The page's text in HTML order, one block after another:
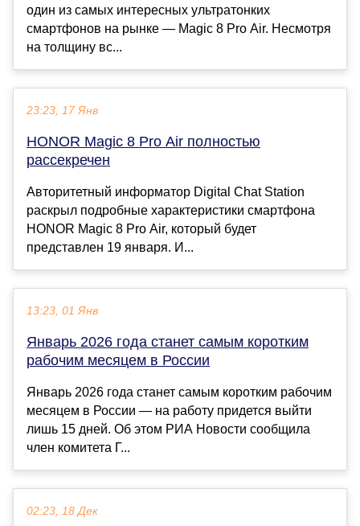
один из самых интересных ультратонких
смартфонов на рынке — Magic 8 Pro Air. Несмотря
на толщину вс...
23:23, 17 Янв
HONOR Magic 8 Pro Air полностью
рассекречен
Авторитетный информатор Digital Chat Station
раскрыл подробные характеристики смартфона
HONOR Magic 8 Pro Air, который будет
представлен 19 января. И...
13:23, 01 Янв
Январь 2026 года станет самым коротким
рабочим месяцем в России
Январь 2026 года станет самым коротким рабочим
месяцем в России — на работу придется выйти
лишь 15 дней. Об этом РИА Новости сообщила
член комитета Г...
02:23, 18 Дек